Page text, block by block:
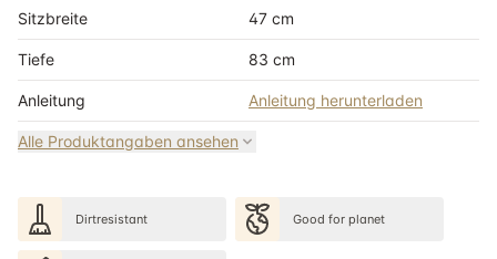
Sitzbreite 47 cm
Tiefe 83 cm
Anleitung Anleitung herunterladen
Alle Produktangaben ansehen
Dirtresistant Good for planet